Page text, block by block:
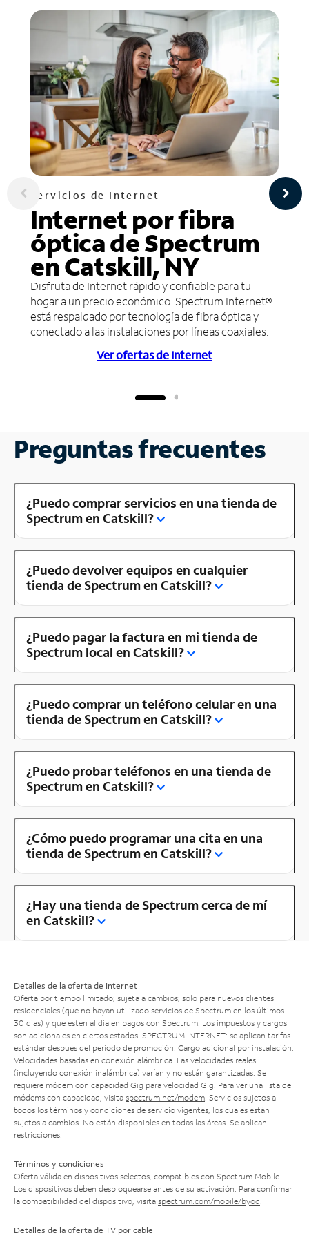
Servicios de Internet
Internet por fibra
óptica de Spectrum
en Catskill, NY
Disfruta de Internet rápido y confiable para tu
hogar a un precio económico. Spectrum Internet®
está respaldado por tecnología de fibra óptica y
conectado a las instalaciones por líneas coaxiales.
Ver ofertas de Internet
Preguntas frecuentes
¿Puedo comprar servicios en una tienda de
Spectrum en Catskill?
¿Puedo devolver equipos en cualquier
tienda de Spectrum en Catskill?
¿Puedo pagar la factura en mi tienda de
Spectrum local en Catskill?
¿Puedo comprar un teléfono celular en una
tienda de Spectrum en Catskill?
¿Puedo probar teléfonos en una tienda de
Spectrum en Catskill?
¿Cómo puedo programar una cita en una
tienda de Spectrum en Catskill?
¿Hay una tienda de Spectrum cerca de mí
en Catskill?
Detalles de la oferta de Internet
Oferta por tiempo limitado; sujeta a cambios; solo para nuevos clientes
residenciales (que no hayan utilizado servicios de Spectrum en los últimos
30 días) y que estén al día en pagos con Spectrum. Los impuestos y cargos
son adicionales en ciertos estados. SPECTRUM INTERNET: se aplican tarifas
estándar después del período de promoción. Cargo adicional por instalación.
Velocidades basadas en conexión alámbrica. Las velocidades reales
(incluyendo conexión inalámbrica) varían y no están garantizadas. Se
requiere módem con capacidad Gig para velocidad Gig. Para ver una lista de
módems con capacidad, visita spectrum.net/modem . Servicios sujetos a
todos los términos y condiciones de servicio vigentes, los cuales están
sujetos a cambios. No están disponibles en todas las áreas. Se aplican
restricciones.
Términos y condiciones
Oferta válida en dispositivos selectos, compatibles con Spectrum Mobile.
Los dispositivos deben desbloquearse antes de su activación. Para confirmar
la compatibilidad del dispositivo, visita spectrum.com/mobile/byod
Detalles de la oferta de TV por cable